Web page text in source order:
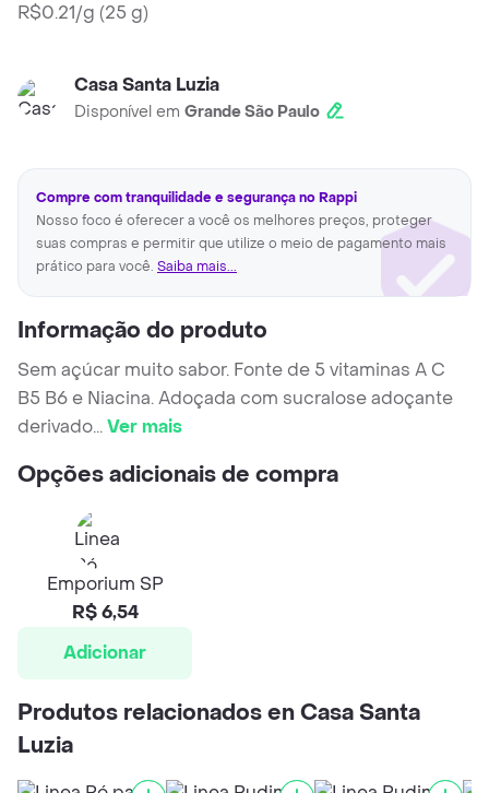
R$0.21/g (25 g)
Casa Santa Luzia
Disponível em Grande São Paulo
Compre com tranquilidade e segurança no Rappi
Nosso foco é oferecer a você os melhores preços, proteger
suas compras e permitir que utilize o meio de pagamento mais
prático para você. Saiba mais...
Informação do produto
Sem açúcar muito sabor. Fonte de 5 vitaminas A C
B5 B6 e Niacina. Adoçada com sucralose adoçante
derivado...Ver mais
Opções adicionais de compra
Emporium SP
R$ 6,54
Adicionar
Produtos relacionados en Casa Santa
Luzia